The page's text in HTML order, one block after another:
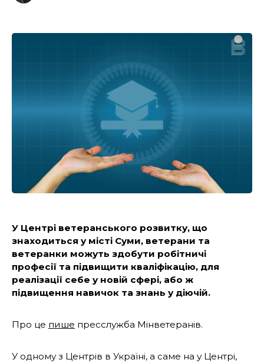
У Центрі ветеранського розвитку, що
знаходиться у місті Суми, ветерани та
ветеранки можуть здобути робітничі
професії та підвищити кваліфікацію, для
реалізації себе у новій сфері, або ж
підвищення навичок та знань у діючій.
Про це пише пресслужба Мінветеранів.
У одному з Центрів в Україні, а саме на у Центрі,